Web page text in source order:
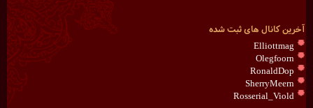
آخرین کانال های ثبت شده
Elliottmag
Olegfoorn
RonaldDop
SherryMeern
Rosserial_Viold